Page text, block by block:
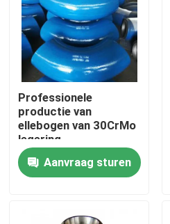
Huis
Producten
Video's
Professionele
productie van
ellebogen van 30CrMo
legering
Aanvraag sturen